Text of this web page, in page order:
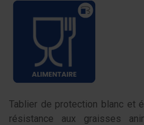
Tablier de protection blanc et
résistance aux graisses